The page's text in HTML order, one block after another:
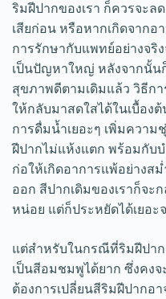
ริมฝีปากของเรา ก็ควรจะล
เสียก่อน หรือหากเกิดจากอ
การรักษากับแพทย์อย่างจริ
เป็นปัญหาใหญ่ หลังจากนั้น
สุขภาพดีตามเดิมแล้ว วิธีก
ให้กลับมาสดใสได้ในเบื้องต้
การดื่มน้ำเยอะๆ เพิ่มความ
ฝีปากไม่แห้งแตก พร้อมกับ
ก่อให้เกิดอาการแพ้อย่างสม่
ออก สีปากเดิมของเราก็จะ
หน่อย แต่ก็ประหยัดได้เยอะ
แต่สำหรับในกรณีที่ริมฝีปา
เป็นสีอมชมพูได้ยาก ซึ่งคง
ต้องการเปลี่ยนสีริมฝีปากอ